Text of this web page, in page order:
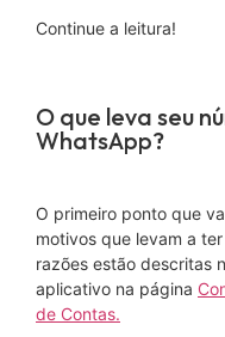
Continue a leitura!
O que leva seu
WhatsApp?
O primeiro ponto que
motivos que levam a
razões estão descritas
aplicativo na página
de Contas.